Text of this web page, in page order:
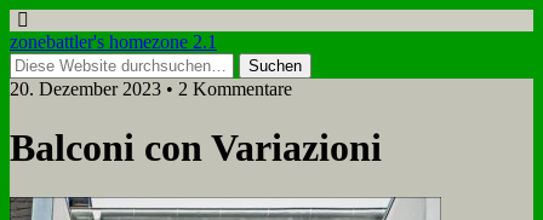
zonebattler's homezone 2.1
20. Dezember 2023 • 2 Kommentare
Bal­co­ni con Va­ria­zio­ni